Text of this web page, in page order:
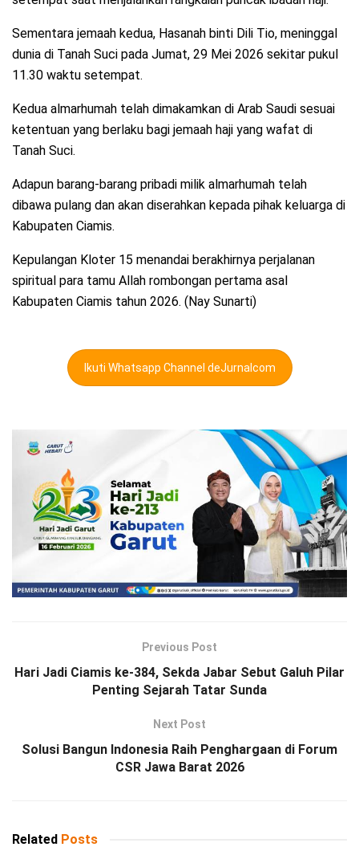
Sementara jemaah kedua, Hasanah binti Dili Tio, meninggal
dunia di Tanah Suci pada Jumat, 29 Mei 2026 sekitar pukul
11.30 waktu setempat.
Kedua almarhumah telah dimakamkan di Arab Saudi sesuai
ketentuan yang berlaku bagi jemaah haji yang wafat di
Tanah Suci.
Adapun barang-barang pribadi milik almarhumah telah
dibawa pulang dan akan diserahkan kepada pihak keluarga di
Kabupaten Ciamis.
Kepulangan Kloter 15 menandai berakhirnya perjalanan
spiritual para tamu Allah rombongan pertama asal
Kabupaten Ciamis tahun 2026. (Nay Sunarti)
Ikuti Whatsapp Channel deJurnalcom
Previous Post
Hari Jadi Ciamis ke-384, Sekda Jabar Sebut Galuh Pilar
Penting Sejarah Tatar Sunda
Next Post
Solusi Bangun Indonesia Raih Penghargaan di Forum
CSR Jawa Barat 2026
Related Posts